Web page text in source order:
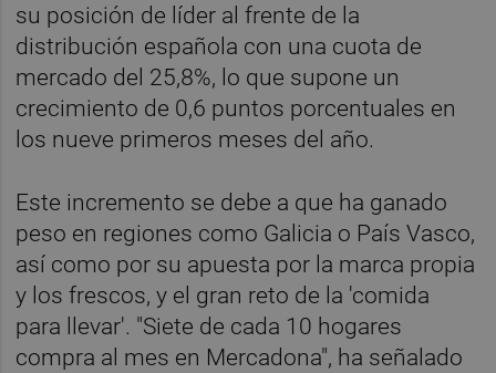
su posición de líder al frente de la
distribución española con una cuota de
mercado del 25,8%, lo que supone un
crecimiento de 0,6 puntos porcentuales en
los nueve primeros meses del año.
Este incremento se debe a que ha ganado
peso en regiones como Galicia o País Vasco,
así como por su apuesta por la marca propia
y los frescos, y el gran reto de la 'comida
para llevar'. "Siete de cada 10 hogares
compra al mes en Mercadona", ha señalado